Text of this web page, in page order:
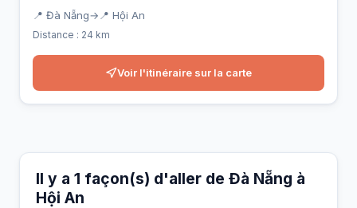
📍 Đà Nẵng→ 📍 Hội An
Distance : 24 km
Voir l'itinéraire sur la carte
Il y a 1 façon(s) d'aller de Đà Nẵng à
Hội An